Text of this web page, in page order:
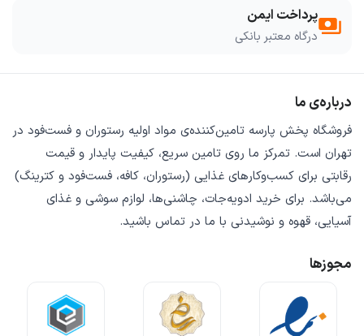
paymentsپرداخت ایمن
درگاه معتبر بانکی
درباره‌ی ما
فروشگاه پخش پارسه تامین‌کننده‌ی مواد اولیه رستوران و فست‌فود در
تهران است. تمرکز ما روی تامین سریع، کیفیت پایدار و قیمت
رقابتی برای کسب‌وکارهای غذایی (رستوران، کافه، فست‌فود و کترینگ)
می‌باشد. برای خرید ادویه‌جات، چاشنی‌ها، لوازم سوشی و غذای
آسیایی، قهوه و نوشیدنی با ما در تماس باشید.
مجوزها